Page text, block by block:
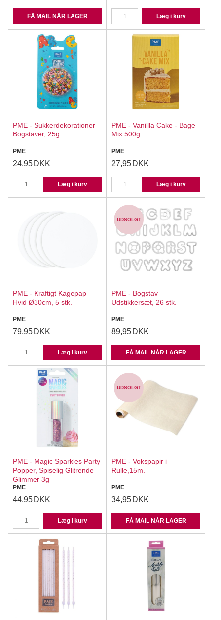
FÅ MAIL NÅR LAGER Læg i kurv
PME - Sukkerdekorationer
Bogstaver, 25g
PME
24,95 DKK
Læg i kurv
PME - Vanillla Cake - Bage
Mix 500g
PME
27,95 DKK
Læg i kurv
PME - Kraftigt Kagepap
Hvid Ø30cm, 5 stk.
PME
79,95 DKK
Læg i kurv
UDSOLGT
PME - Bogstav
Udstikkersæt, 26 stk.
PME
89,95 DKK
FÅ MAIL NÅR LAGER
PME - Magic Sparkles Party
Popper, Spiselig Glitrende
Glimmer 3g
PME
44,95 DKK
Læg i kurv
UDSOLGT
PME - Vokspapir i
Rulle,15m.
PME
34,95 DKK
FÅ MAIL NÅR LAGER